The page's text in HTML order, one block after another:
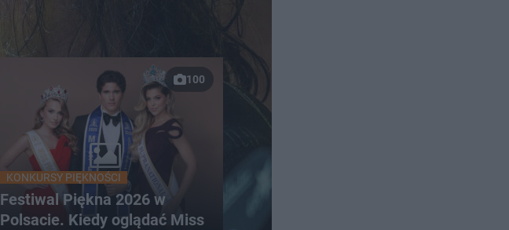
100
KONKURSY PIĘKNOŚCI
Festiwal Piękna 2026 w
Polsacie. Kiedy oglądać Miss